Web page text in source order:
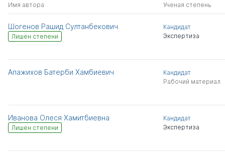
Имя автора Ученая степень
Шогенов Рашид Султанбекович
Лишен степени
Кандидат
Экспертиза
Апажихов Батерби Хамбиевич
Кандидат
Рабочий материал
Иванова Олеся Хамитбиевна
Лишен степени
Кандидат
Экспертиза